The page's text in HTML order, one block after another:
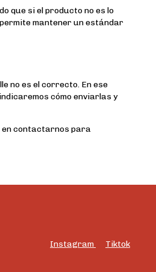
que si el producto no es lo
mantener un estándar
no es el correcto. En ese
cómo enviarlas y
en contactarnos para
Instagram Tiktok